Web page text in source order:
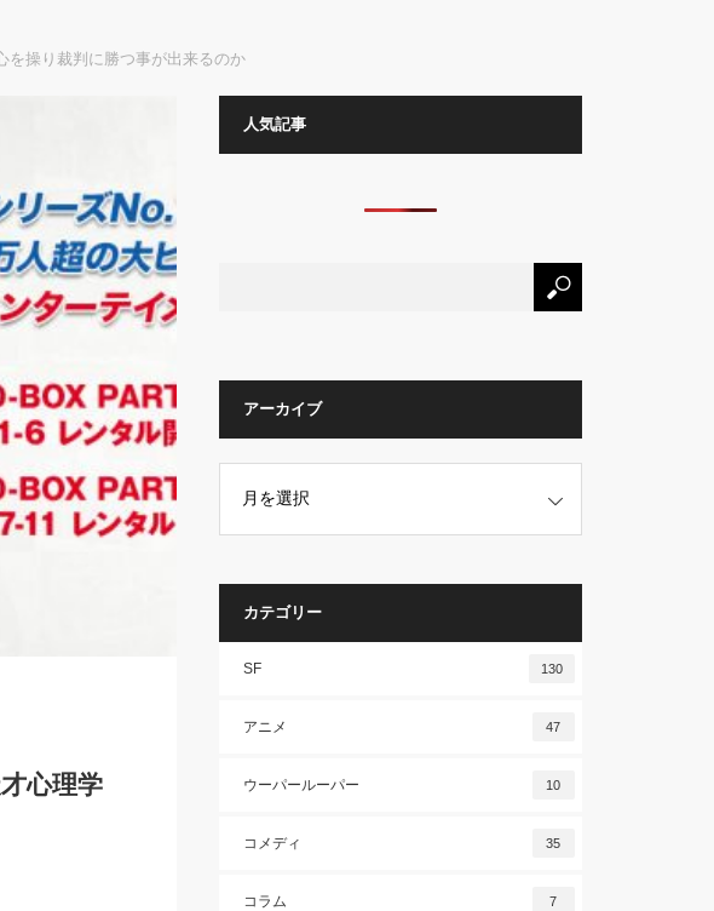
操り裁判に勝つ事が出来るのか
心理学
人気記事
アーカイブ
カテゴリー
SF 130
アニメ 47
ウーパールーパー 10
コメディ 35
コラム 7